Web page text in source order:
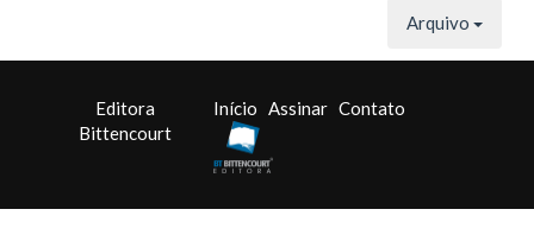
Arquivo
Editora
Bittencourt
Início Assinar Contato